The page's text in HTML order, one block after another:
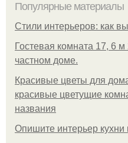
Популярные материалы
Стили интерьеров: как
Гостевая комната 17, 6
частном доме.
Красивые цветы для
красивые цветущие
названия
Опишите интерьер кухни